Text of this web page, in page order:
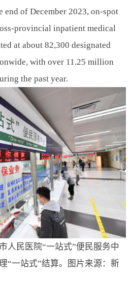
of December 2023, on-spot
provincial inpatient medical
at about 82,300 designated
with over 11.25 million
the past year.
人民医院“一站式”便民服务中
“一站式”结算。图片来源：新